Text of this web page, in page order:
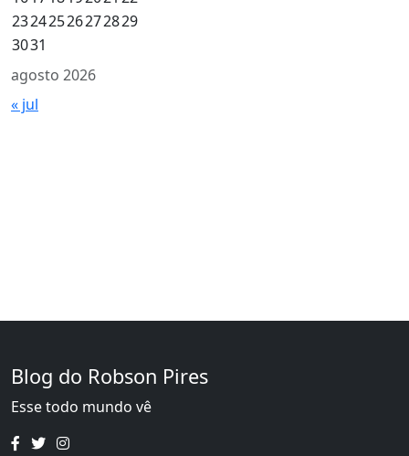
agosto 2026
23242526272829
3031
« jul
Blog do Robson Pires
Esse todo mundo vê